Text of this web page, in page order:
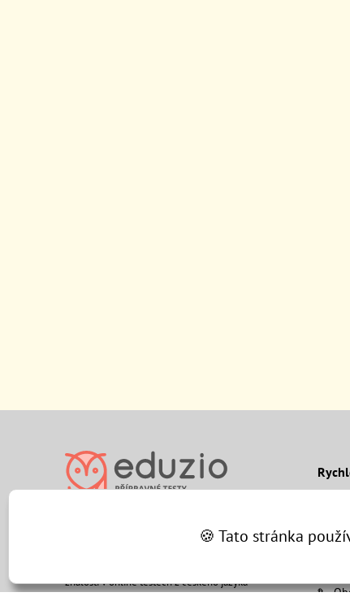
🍪 Tato stránka
Eduzio je aplikace, která vám pomůže
znalosti v online testech z českého jazyka